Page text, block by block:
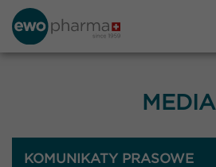
MEDIA
KOMUNIKATY PRASOWE